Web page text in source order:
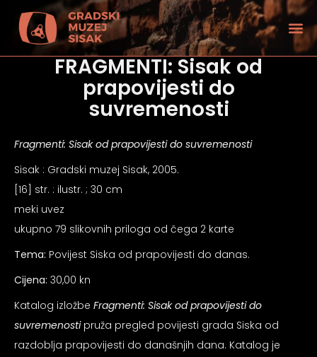
FRAGMENTI: Sisak od
prapovijesti do
suvremenosti
Fragmenti: Sisak od prapovijesti do suvremenosti
Sisak : Gradski muzej Sisak, 2005.
[16] str. : ilustr. ; 30 cm
meki uvez
ukupno 79 slikovnih priloga od čega 2 karte
Tema: Povijest Siska od prapovijesti do danas.
Cijena: 30,00 kn
Katalog izložbe Fragmenti: Sisak od prapovijesti do
suvremenostipruža pregled povijesti grada Siska od
razdoblja prapovijesti do današnjih dana. Katalog je
vida